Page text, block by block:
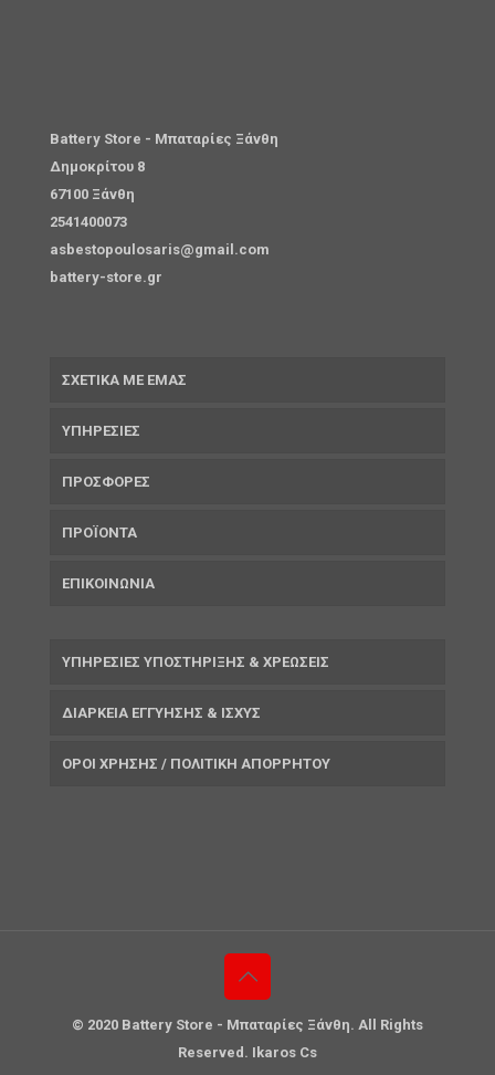
Battery Store - Μπαταρίες Ξάνθη
Δημοκρίτου 8
67100 Ξάνθη
2541400073
asbestopoulosaris@gmail.com
battery-store.gr
ΣΧΕΤΙΚΑ ΜΕ ΕΜΑΣ
ΥΠΗΡΕΣΙΕΣ
ΠΡΟΣΦΟΡΕΣ
ΠΡΟΪΟΝΤΑ
ΕΠΙΚΟΙΝΩΝΙΑ
ΥΠΗΡΕΣΙΕΣ ΥΠΟΣΤΗΡΙΞΗΣ & ΧΡΕΩΣΕΙΣ
ΔΙΑΡΚΕΙΑ ΕΓΓΥΗΣΗΣ & ΙΣΧΥΣ
ΟΡΟΙ ΧΡΗΣΗΣ / ΠΟΛΙΤΙΚΗ ΑΠΟΡΡΗΤΟΥ
© 2020 Battery Store - Μπαταρίες Ξάνθη. All Rights
Reserved. Ikaros Cs